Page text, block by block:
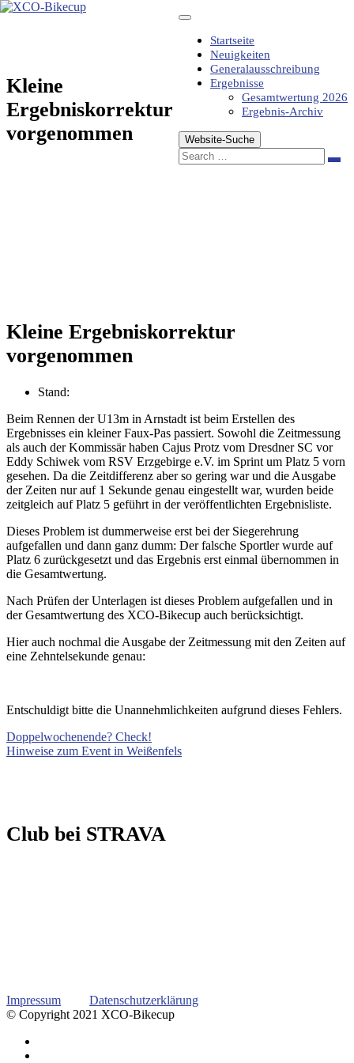
Zum
Startseite
Neuigkeiten
Generalausschreibung
Ergebnisse
Gesamtwertung 2026
Ergebnis-Archiv
Website-Suche
Kleine
Ergebniskorrektur
vorgenommen
Kleine Ergebniskorrektur
vorgenommen
Stand:
Beim Rennen der U13m in Arnstadt ist beim Erstellen des
Ergebnisses ein kleiner Faux-Pas passiert. Sowohl die Zeitmessung
als auch der Kommissär haben Cajus Protz vom Dresdner SC vor
Eddy Schiwek vom RSV Erzgebirge e.V. im Sprint um Platz 5 vorn
gesehen. Da die Zeitdifferenz aber so gering war und die Ausgabe
der Zeiten nur auf 1 Sekunde genau eingestellt war, wurden beide
zeitgleich auf Platz 5 geführt in der veröffentlichten Ergebnisliste.
Dieses Problem ist dummerweise erst bei der Siegerehrung
aufgefallen und dann ganz dumm: Der falsche Sportler wurde auf
Platz 6 zurückgesetzt und das Ergebnis erst einmal übernommen in
die Gesamtwertung.
Nach Prüfen der Unterlagen ist dieses Problem aufgefallen und in
der Gesamtwertung des XCO-Bikecup auch berücksichtigt.
Hier auch nochmal die Ausgabe der Zeitmessung mit den Zeiten auf
eine Zehntelsekunde genau:
Entschuldigt bitte die Unannehmlichkeiten aufgrund dieses Fehlers.
Doppelwochenende? Check!
Hinweise zum Event in Weißenfels
Club bei STRAVA
Impressum
Datenschutzerklärung
© Copyright 2021 XCO-Bikecup